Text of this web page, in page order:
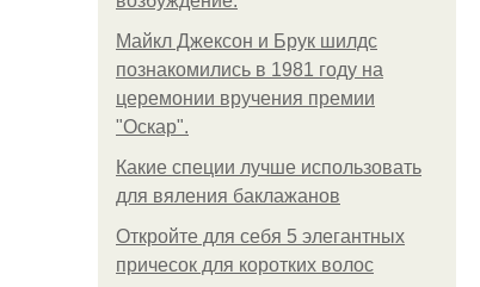
Майкл Джексон и Брук шилдс
познакомились в 1981 году на
церемонии вручения премии
"Оскар".
Какие специи лучше использовать
для вяления баклажанов
Откройте для себя 5 элегантных
причесок для коротких волос